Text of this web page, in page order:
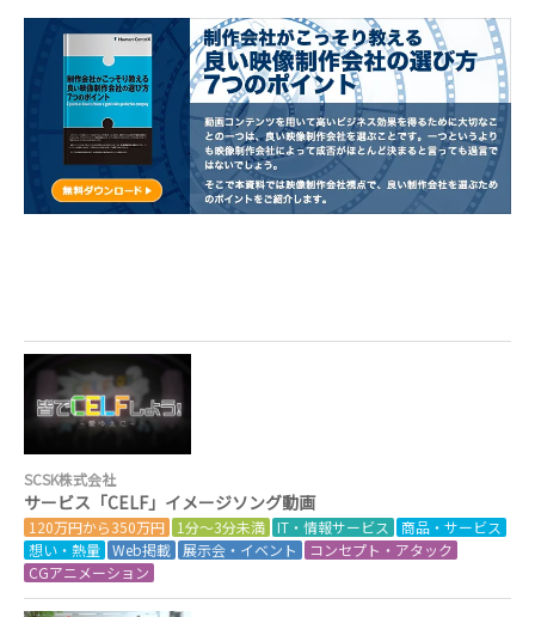
SCSK株式会社
サービス「CELF」イメージソング動画
120万円から350万円 1分～3分未満 IT・情報サービス
商品・サービス
想い・熱量 Web掲載 展示会・イベント
コンセプト・アタック
CGアニメーション